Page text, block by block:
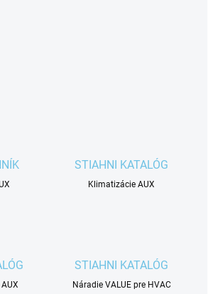
STIAHNI KATALÓG
Klimatizácie AUX
STIAHNI KATALÓG
Náradie VALUE pre HVAC